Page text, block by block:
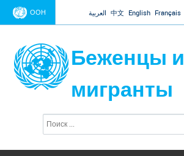
Jump to navigation
ООН العربية 中文 English Français
Беженцы и
мигранты
и